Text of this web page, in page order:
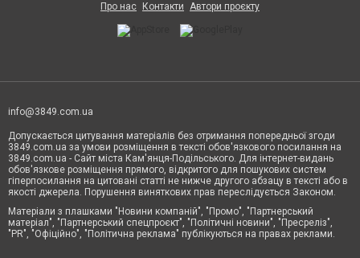
Про нас Контакти Автори проєкту
info@3849.com.ua
Допускається цитування матеріалів без отримання попередньої згоди
3849.com.ua за умови розміщення в тексті обов'язкового посилання на
3849.com.ua - Сайт міста Кам'янця-Подільського. Для інтернет-видань
обов'язкове розміщення прямого, відкритого для пошукових систем
гіперпосилання на цитовані статті не нижче другого абзацу в тексті або в
якості джерела. Порушення виняткових прав переслідується Законом.
Матеріали з плашками "Новини компаній", "Промо", "Партнерський
матеріал", "Партнерський спецпроєкт", "Політичні новини", "Пресреліз",
"PR", "Офіційно", "Політична реклама" публікуються на правах реклами.